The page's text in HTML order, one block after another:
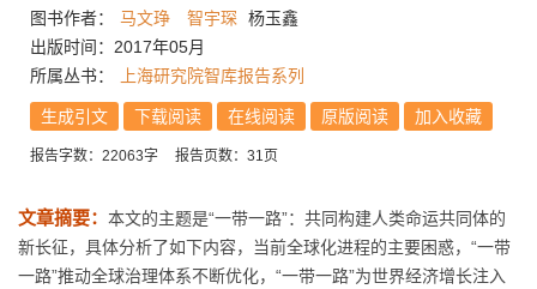
图书作者：
马文琤 智宇琛 杨玉鑫
出版时间：2017年05月
所属丛书：
上海研究院智库报告系列
生成引文 下载阅读 在线阅读 原版阅读 加入收藏
报告字数：22063字 报告页数：31页
文章摘要： 本文的主题是“一带一路”：共同构建人类命运共同体的
新长征，具体分析了如下内容，当前全球化进程的主要困惑，“一带
一路”推动全球治理体系不断优化，“一带一路”为世界经济增长注入